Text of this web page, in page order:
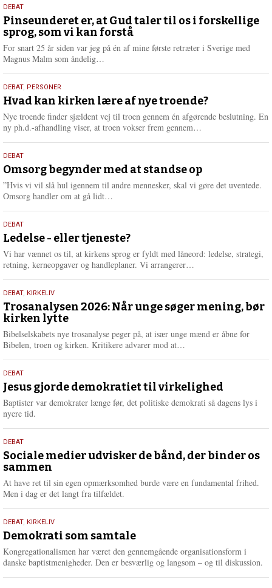
5.
august
2026
DEBAT
Pinseunderet er, at Gud taler til os i forskellige
sprog, som vi kan forstå
For snart 25 år siden var jeg på én af mine første retræter i Sverige med
Magnus Malm som åndelig…
e
e
25.
juli
2026
DEBAT, PERSONER
Hvad kan kirken lære af nye troende?
Nye troende finder sjældent vej til troen gennem én afgørende beslutning. En
ny ph.d.-afhandling viser, at troen vokser frem gennem…
e
e
9.
juli
2026
DEBAT
Omsorg begynder med at standse op
”Hvis vi vil slå hul igennem til andre mennesker, skal vi gøre det uventede.
Omsorg handler om at gå lidt…
e
e
10.
juni
2026
DEBAT
Ledelse - eller tjeneste?
Vi har vænnet os til, at kirkens sprog er fyldt med låneord: ledelse, strategi,
retning, kerneopgaver og handleplaner. Vi arrangerer…
e
2.
juni
2026
DEBAT, KIRKELIV
Trosanalysen 2026: Når unge søger mening, bør
kirken lytte
Bibelselskabets nye trosanalyse peger på, at især unge mænd er åbne for
Bibelen, troen og kirken. Kritikere advarer mod at…
e
e
18.
maj
2026
DEBAT
Jesus gjorde demokratiet til virkelighed
Baptister var demokrater længe før, det politiske demokrati så dagens lys i
nyere tid.
18.
maj
2026
DEBAT
Sociale medier udvisker de bånd, der binder os
sammen
At have ret til sin egen opmærksomhed burde være en fundamental frihed.
Men i dag er det langt fra tilfældet.
18.
maj
2026
DEBAT, KIRKELIV
Demokrati som samtale
Kongregationalismen har været den gennemgående organisationsform i
danske baptistmenigheder. Den er besværlig og langsom – og til diskussion.